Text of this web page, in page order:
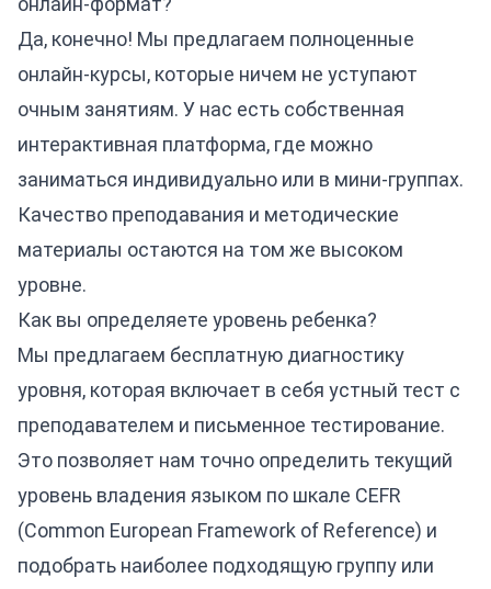
Да, конечно! Мы предлагаем полноценные
онлайн-курсы, которые ничем не уступают
очным занятиям. У нас есть собственная
интерактивная платформа, где можно
заниматься индивидуально или в мини-группах.
Качество преподавания и методические
материалы остаются на том же высоком
уровне.
Как вы определяете уровень ребенка?
Мы предлагаем бесплатную диагностику
уровня, которая включает в себя устный тест с
преподавателем и письменное тестирование.
Это позволяет нам точно определить текущий
уровень владения языком по шкале CEFR
(Common European Framework of Reference) и
подобрать наиболее подходящую группу или